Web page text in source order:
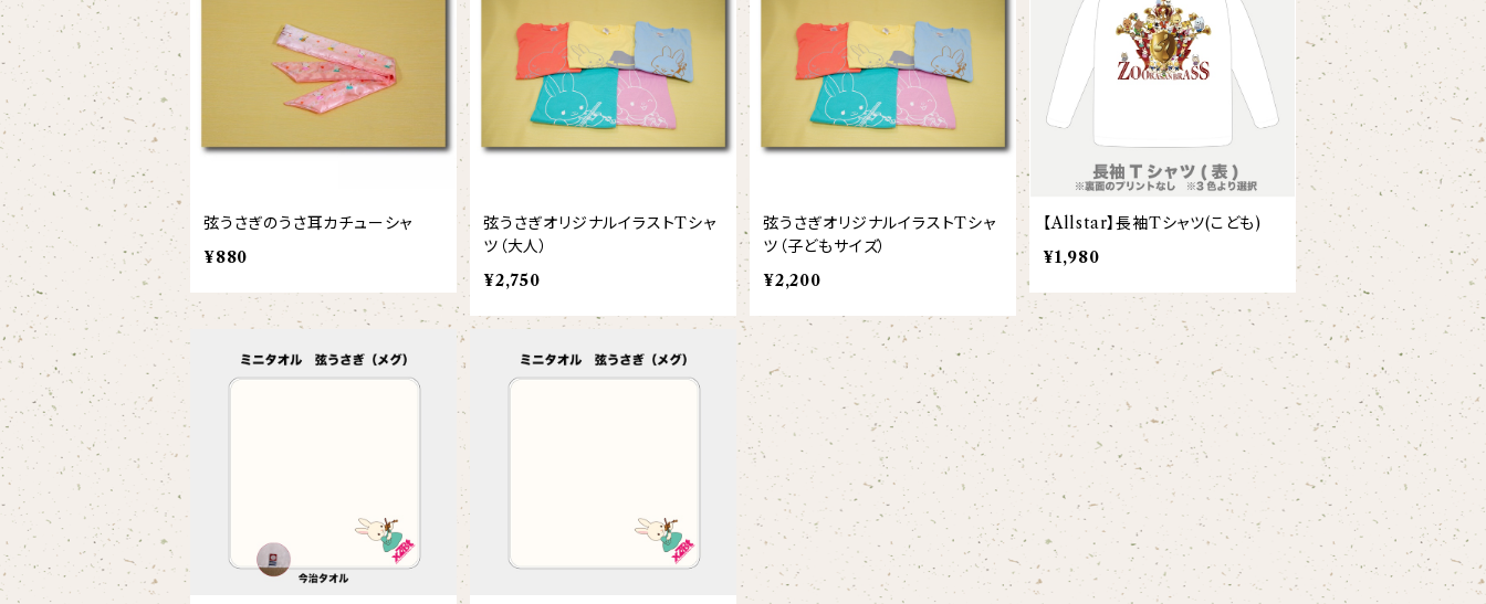
【signature】
【onepoint】
【EVENT ※期間限定商品】
【anniversary】
【custom_point】
【motif】
マグナムウェイトビッグシルエットTシャツ
ベースボールシャツ
【emblem_basic】
【emblem_chara】
【crest】
【Brass_emblem】
シャツ
アロハシャツ
ボタンダウン半袖シャツ
パーカー
プルオーバーパーカー
ドライストレッチプルオーバーパーカー
トレーナー
ペットアイテム
ポシェット
バックパック・リュック
ドゥクラングール
ホッキョクグマ
クラリキャット
ペパーミント
ドール
ナマケモノ
リトルシスタードール
ズーラシアンフィルハーモニー管弦楽団
コビトカバ
ジャイアントパンダ
グランパバク
はたらくトリ
セクション
トランペッターズ
弦うさぎのうさ耳カチューシャ
¥880
弦うさぎオリジナルイラストTシャ
ツ（大人）
¥2,750
弦うさぎオリジナルイラストTシャ
ツ（子どもサイズ）
¥2,200
【Allstar】長袖Tシャツ(こども)
¥1,980